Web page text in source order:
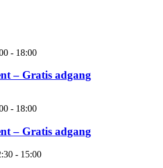
- 18:00
– Gratis adgang
- 18:00
– Gratis adgang
- 15:00